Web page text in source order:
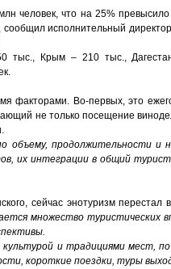
человек, что на 25%
сообщил исполнительный
тыс., Крым – 210 тыс.,
факторами. Во-первых, это
не только посещение
объему, продолжительности и
их интеграции в общий
сейчас энотуризм перестал
множество туристических
культурой и традициями мест,
короткие поездки, туры